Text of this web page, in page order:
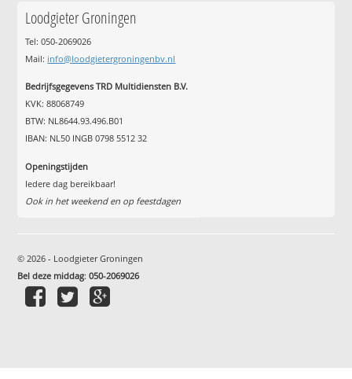
Loodgieter Groningen
Tel: 050-2069026
Mail: info@loodgietergroningenbv.nl
Bedrijfsgegevens TRD Multidiensten B.V.
KVK: 88068749
BTW: NL8644.93.496.B01
IBAN: NL50 INGB 0798 5512 32
Openingstijden
Iedere dag bereikbaar!
Ook in het weekend en op feestdagen
© 2026 - Loodgieter Groningen
Bel deze middag:050-2069026